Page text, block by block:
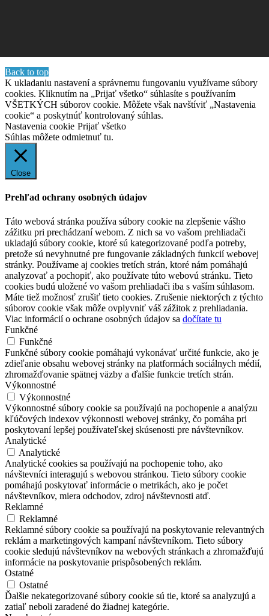
Back to top
K ukladaniu nastavení a správnemu fungovaniu využívame súbory
cookies. Kliknutím na „Prijať všetko“ súhlasíte s používaním
VŠETKÝCH súborov cookie. Môžete však navštíviť „Nastavenia
cookie“ a poskytnúť kontrolovaný súhlas.
Nastavenia cookie Prijať všetko
Súhlas môžete odmietnuť tu.
Close
Prehľad ochrany osobných údajov
Táto webová stránka používa súbory cookie na zlepšenie vášho
zážitku pri prechádzaní webom. Z nich sa vo vašom prehliadači
ukladajú súbory cookie, ktoré sú kategorizované podľa potreby,
pretože sú nevyhnutné pre fungovanie základných funkcií webovej
stránky. Používame aj cookies tretích strán, ktoré nám pomáhajú
analyzovať a pochopiť, ako používate túto webovú stránku. Tieto
cookies budú uložené vo vašom prehliadači iba s vaším súhlasom.
Máte tiež možnosť zrušiť tieto cookies. Zrušenie niektorých z týchto
súborov cookie však môže ovplyvniť váš zážitok z prehliadania.
Viac informácií o ochrane osobných údajov sa dočítate tu
Funkčné
Funkčné
Funkčné súbory cookie pomáhajú vykonávať určité funkcie, ako je
zdieľanie obsahu webovej stránky na platformách sociálnych médií,
zhromažďovanie spätnej väzby a ďalšie funkcie tretích strán.
Výkonnostné
Výkonnostné
Výkonnostné súbory cookie sa používajú na pochopenie a analýzu
kľúčových indexov výkonnosti webovej stránky, čo pomáha pri
poskytovaní lepšej používateľskej skúsenosti pre návštevníkov.
Analytické
Analytické
Analytické cookies sa používajú na pochopenie toho, ako
návštevníci interagujú s webovou stránkou. Tieto súbory cookie
pomáhajú poskytovať informácie o metrikách, ako je počet
návštevníkov, miera odchodov, zdroj návštevnosti atď.
Reklamné
Reklamné
Reklamné súbory cookie sa používajú na poskytovanie relevantných
reklám a marketingových kampaní návštevníkom. Tieto súbory
cookie sledujú návštevníkov na webových stránkach a zhromažďujú
informácie na poskytovanie prispôsobených reklám.
Ostatné
Ostatné
Ďalšie nekategorizované súbory cookie sú tie, ktoré sa analyzujú a
zatiaľ neboli zaradené do žiadnej kategórie.